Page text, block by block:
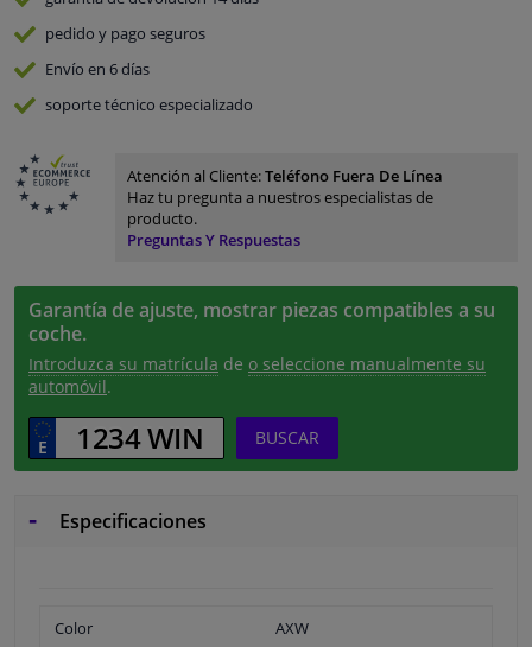
pedido y pago seguros
Envío en 6 días
soporte técnico especializado
Atención al Cliente:Teléfono Fuera De Línea
Haz tu pregunta a nuestros especialistas de
producto.
Preguntas Y Respuestas
Garantía de ajuste, mostrar piezas compatibles a su
coche.
Introduzca su matrícula de o seleccione manualmente su
automóvil.
BUSCAR
Especificaciones
Color AXW